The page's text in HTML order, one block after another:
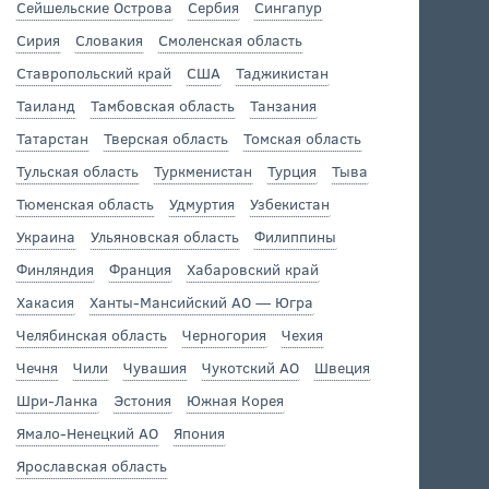
Сейшельские Острова Сербия
Сингапур
Сирия
Словакия
Смоленская область
Ставропольский край
США
Таджикистан
Таиланд
Тамбовская область
Танзания
Татарстан
Тверская область
Томская область
Тульская область
Туркменистан Турция
Тыва
Тюменская область
Удмуртия
Узбекистан
Украина
Ульяновская область
Филиппины
Финляндия
Франция
Хабаровский край
Хакасия
Ханты-Мансийский АО — Югра
Челябинская область
Черногория
Чехия
Чечня
Чили Чувашия Чукотский АО
Швеция
Шри-Ланка
Эстония
Южная Корея
Ямало-Ненецкий АО
Япония
Ярославская область